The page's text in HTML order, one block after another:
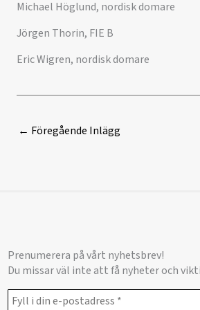
Michael Höglund, nordisk domare
Jörgen Thorin, FIE B
Eric Wigren, nordisk domare
← Föregående Inlägg
Prenumerera på vårt nyhetsbrev!
Du missar väl inte att få nyheter och